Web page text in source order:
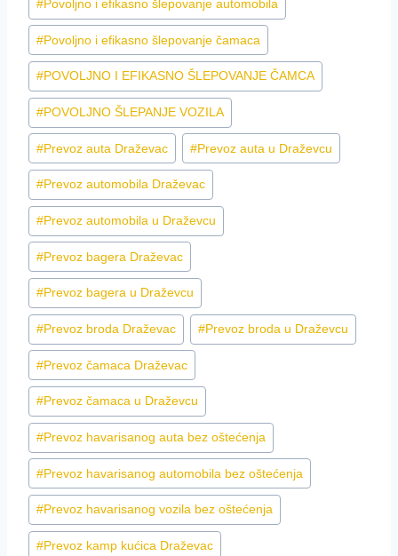
#Povoljno i efikasno šlepovanje automobila
#Povoljno i efikasno šlepovanje čamaca
#POVOLJNO I EFIKASNO ŠLEPOVANJE ČAMCA
#POVOLJNO ŠLEPANJE VOZILA
#Prevoz auta Draževac #Prevoz auta u Draževcu
#Prevoz automobila Draževac
#Prevoz automobila u Draževcu
#Prevoz bagera Draževac
#Prevoz bagera u Draževcu
#Prevoz broda Draževac #Prevoz broda u Draževcu
#Prevoz čamaca Draževac
#Prevoz čamaca u Draževcu
#Prevoz havarisanog auta bez oštećenja
#Prevoz havarisanog automobila bez oštećenja
#Prevoz havarisanog vozila bez oštećenja
#Prevoz kamp kućica Draževac